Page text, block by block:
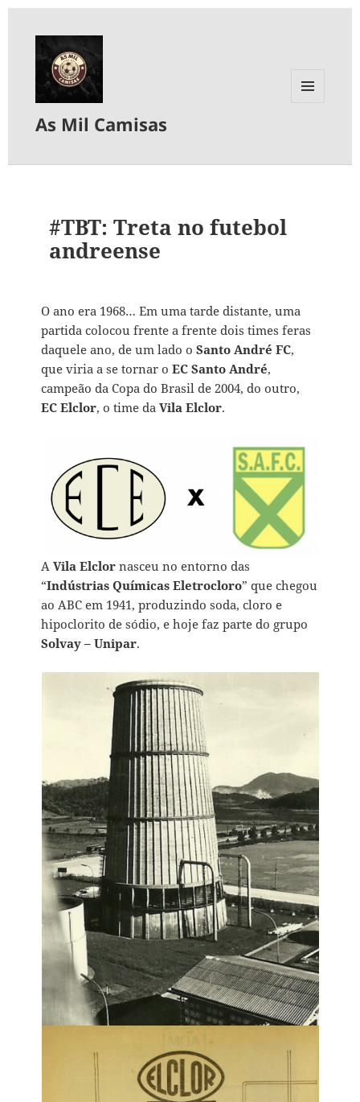
As Mil Camisas
#TBT: Treta no futebol
andreense
O ano era 1968… Em uma tarde distante, uma
partida colocou frente a frente dois times feras
daquele ano, de um lado oSanto André FC,
que viria a se tornar oEC Santo André,
campeão da Copa do Brasil de 2004, do outro,
EC Elclor, o time daVila Elclor.
AVila Elclor nasceu no entorno das
“Indústrias Químicas Eletrocloro” que chegou
ao ABC em 1941, produzindo soda, cloro e
hipoclorito de sódio, e hoje faz parte do grupo
Solvay – Unipar.